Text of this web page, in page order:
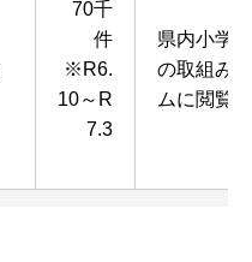
70千
件
※R6.
10～R
7.3
県内小学
の取組み
ムに閲覧